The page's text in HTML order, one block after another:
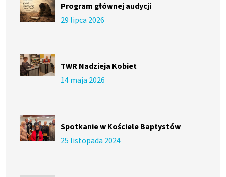
Program głównej audycji
29 lipca 2026
TWR Nadzieja Kobiet
14 maja 2026
Spotkanie w Kościele Baptystów
25 listopada 2024